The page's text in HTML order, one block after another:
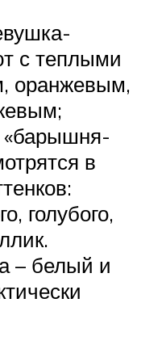
с теплыми
оранжевым,
в
голубого,
– белый и